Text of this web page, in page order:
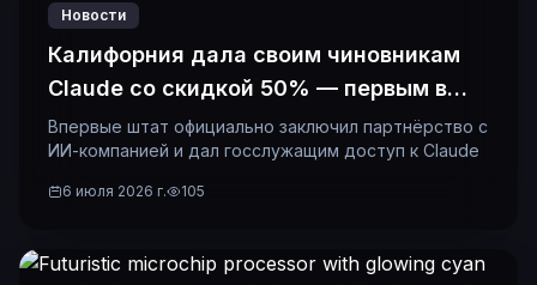
Новости
Калифорния дала своим чиновникам
Claude со скидкой 50% — первым в
истории
Впервые штат официально заключил партнёрство с
ИИ-компанией и дал госслужащим доступ к Claude
6 июля 2026 г. 105